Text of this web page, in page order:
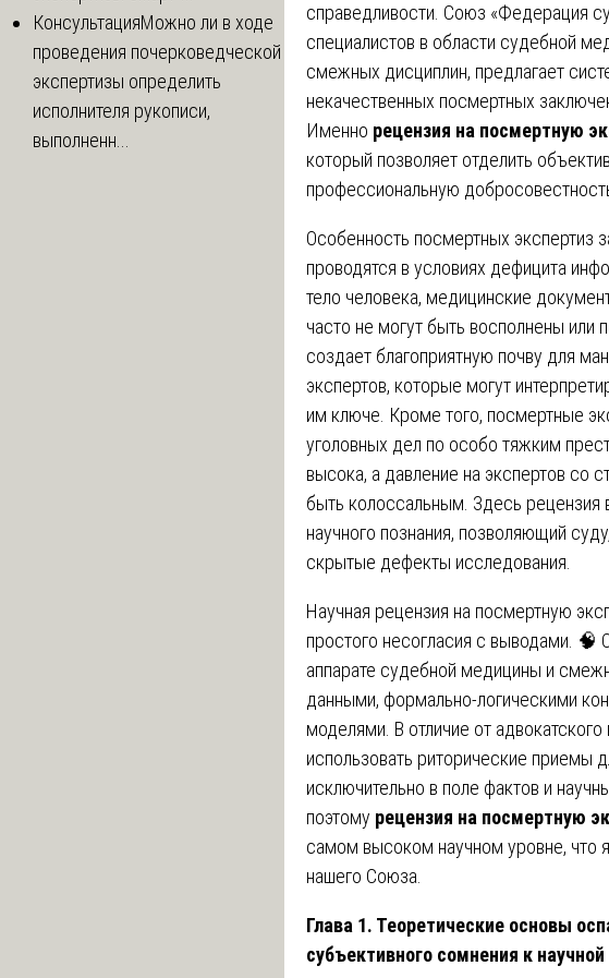
справедливости. Союз «Федерация
специалистов в области судебной
смежных дисциплин, предлагает
некачественных посмертных
Именно рецензия на посмертную
который позволяет отделить
профессиональную
Особенность посмертных экспертиз
проводятся в условиях дефицита
тело человека, медицинские
часто не могут быть восполнены
создает благоприятную почву для
экспертов, которые могут
им ключе. Кроме того, посмертные
уголовных дел по особо тяжким
высока, а давление на экспертов со
быть колоссальным. Здесь рецензия
научного познания, позволяющий
скрытые дефекты исследования.
Научная рецензия на посмертную
простого несогласия с выводами. 🧠
аппарате судебной медицины и
данными, формально-логическими
моделями. В отличие от
использовать риторические приемы
исключительно в поле фактов и
поэтому рецензия на посмертную
самом высоком научном уровне, что
нашего Союза.
Глава 1. Теоретические основы
субъективного сомнения к
КонсультацияМожно ли в ходе
проведения почерковедческой
экспертизы определить
исполнителя рукописи,
выполненн...